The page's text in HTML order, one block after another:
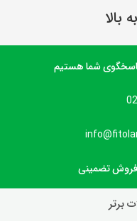
بالا
فروش تضمینی
برتر